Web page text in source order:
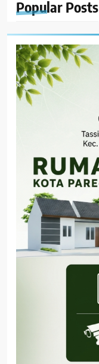
Popular Posts